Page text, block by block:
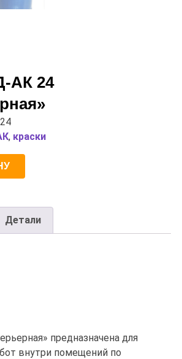
АК 24
, краски
Детали
предназначена для
внутри помещений по